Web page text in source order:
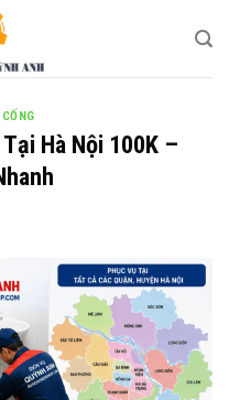
Hà Nội 100K –